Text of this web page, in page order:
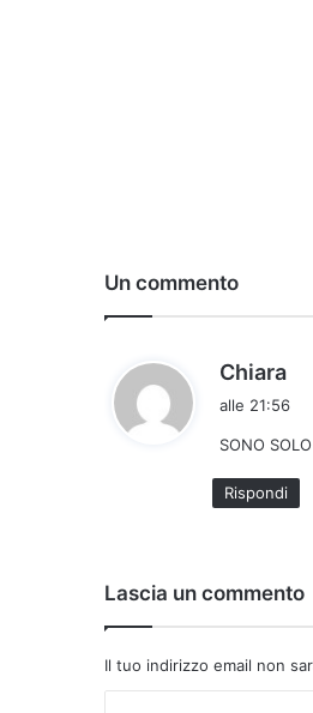
Un commento
Chiara
a
e
t
t
alle 21:56
SONO
Rispondi
Lascia un commento
Il tuo indirizzo email non